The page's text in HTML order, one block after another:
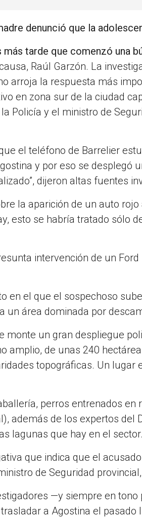
denunció que la
más tarde que comenzó una
Raúl Garzón. La
arroja la respuesta más
en zona sur de la ciudad
Policía y el ministro de
el teléfono de Barrelier
y por eso se desplegó
dijeron altas fuentes
la aparición de un auto rojo
esto se habría tratado sólo
intervención de un Ford
en el que el sospechoso
un área dominada por
monte un gran despliegue
amplio, de unas 240
topográficas. Un lugar
perros entrenados en
además de los expertos del
lagunas que hay en el sector.
que indica que el
de Seguridad
—y siempre en tono
a Agostina el pasado